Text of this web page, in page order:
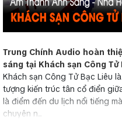
Trung Chính Audio hoàn
sáng tại Khách sạn Công Tử
Khách sạn Công Tử Bạc Liêu
tượng kiến trúc tân cổ điển
là điểm đến du lịch nổi tiếng
chuyên n...